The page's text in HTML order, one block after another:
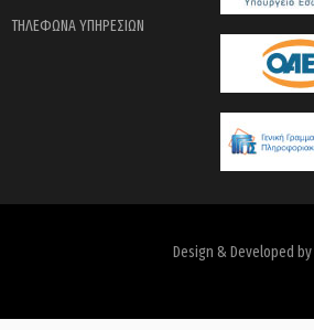
ΤΗΛΕΦΩΝΑ ΥΠΗΡΕΣΙΩΝ
Design & Developed by